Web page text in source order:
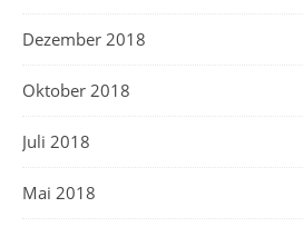
Dezember 2018
Oktober 2018
Juli 2018
Mai 2018